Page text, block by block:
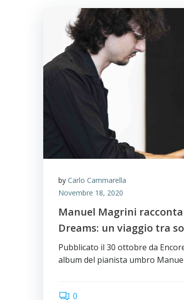
by Carlo Cammarella
Novembre 18, 2020
Manuel Magrini
Dreams: un viaggio tra
Pubblicato il 30 ottobre da
album del pianista umbro
0